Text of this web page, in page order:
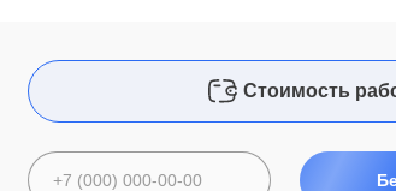
Стоимость